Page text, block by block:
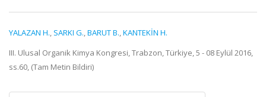
YALAZAN H., SARKI G.,BARUT B.,KANTEKİN H.
III. Ulusal Organik Kimya Kongresi, Trabzon, Türkiye, 5 - 08 Eylül 2016,
ss.60, (Tam Metin Bildiri)